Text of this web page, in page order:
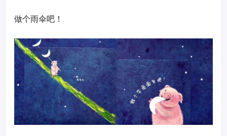
做个雨伞吧！